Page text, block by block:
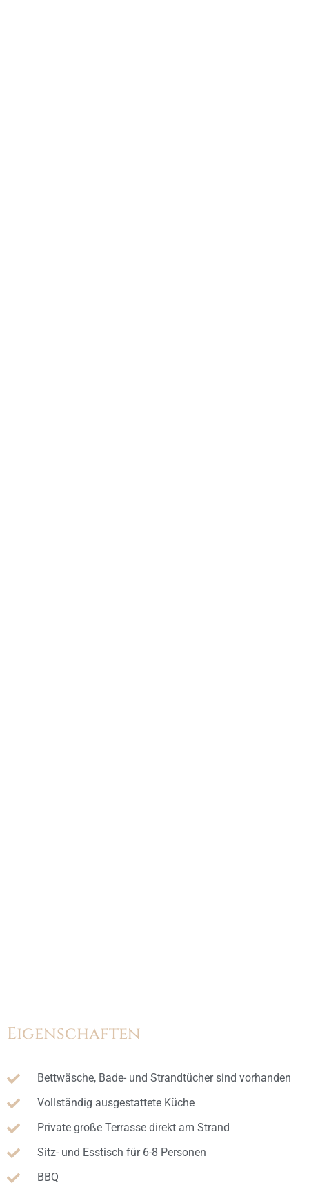
Eigenschaften
Bettwäsche, Bade- und Strandtücher sind vorhanden
Vollständig ausgestattete Küche
Private große Terrasse direkt am Strand
Sitz- und Esstisch für 6-8 Personen
BBQ